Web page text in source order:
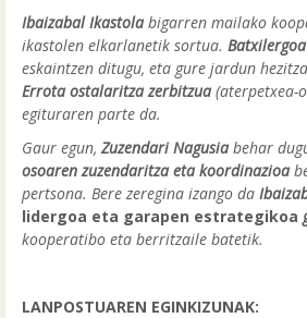
Ibaizabal Ikastola bigarren mailako
ikastolen elkarlanetik sortua. Batxilergoa
eskaintzen ditugu, eta gure jardun
Errota ostalaritza zerbitzua (aterpetxea-
egituraren parte da.
Gaur egun, Zuzendari Nagusia behar
osoaren zuzendaritza eta koordinazioa
pertsona. Bere zeregina izango da
lidergoa eta garapen estrategikoa
kooperatibo eta berritzaile batetik.
LANPOSTUAREN EGINKIZUNAK: